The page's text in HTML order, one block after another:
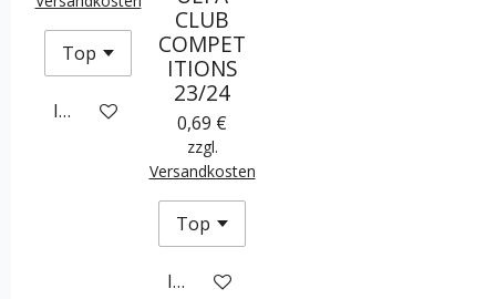
In den Warenkorb
CLUB
COMPET
ITIONS
23/24
0,69 €
zzgl.
Versandkosten
In den Warenkorb